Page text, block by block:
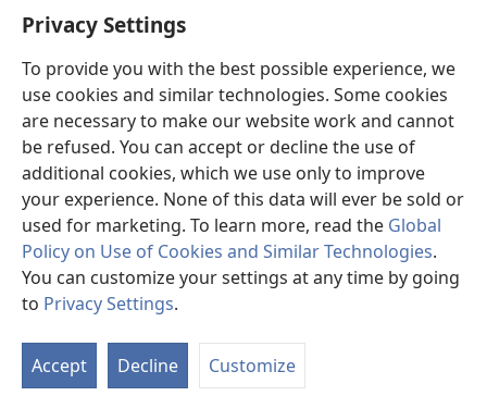
Privacy Settings
To provide you with the best possible experience, we
use cookies and similar technologies. Some cookies
are necessary to make our website work and cannot
be refused. You can accept or decline the use of
additional cookies, which we use only to improve
your experience. None of this data will ever be sold or
used for marketing. To learn more, read the Global
Policy on Use of Cookies and Similar Technologies.
You can customize your settings at any time by going
to Privacy Settings.
Accept Decline Customize
(opens
new
Watchtower ONLINE NA LIBRARYA
(opens
new
window)JW Hub
(opens
new
window)JW Library ®
Copyright© 2026 Watch Tower Bible and Tract Society of Pennsylvania.
KASUNDUAN SA PAGGAMIT